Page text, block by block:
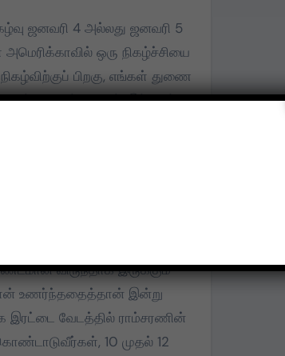
ஜனவரி 4 அல்லது ஜனவரி 5
ஒரு நிகழ்ச்சியை
பிறகு, எங்கள் துணை
விரும்பினோம். இந்நிகழ்வு
2:45 மணிக்குப் பார்க்கத்
10 ஆம் தேதி பாக்ஸ்
விருந்தாக இருக்கும்
உணர்ந்ததைத்தான் இன்று
இரட்டை வேடத்தில் ராம்சரணின்
10 முதல் 12